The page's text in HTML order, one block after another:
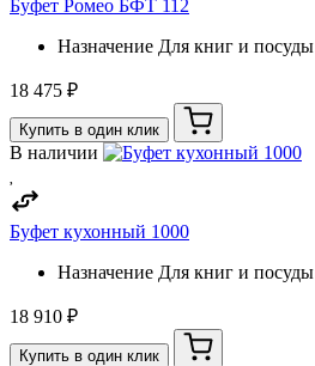
Буфет Ромео БФТ 112
Назначение Для книг и посуды
18 475 ₽
Купить в один клик
В наличии
Буфет кухонный 1000
Назначение Для книг и посуды
18 910 ₽
Купить в один клик